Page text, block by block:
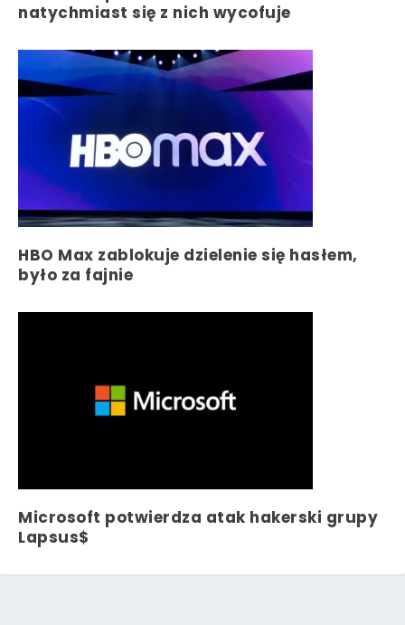
natychmiast się z nich wycofuje
HBO Max zablokuje dzielenie się hasłem,
było za fajnie
Microsoft potwierdza atak hakerski grupy
Lapsus$